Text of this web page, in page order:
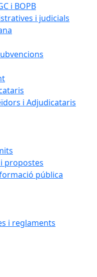
i BOPB
i judicials
i Adjudicataris
propostes
pública
i reglaments